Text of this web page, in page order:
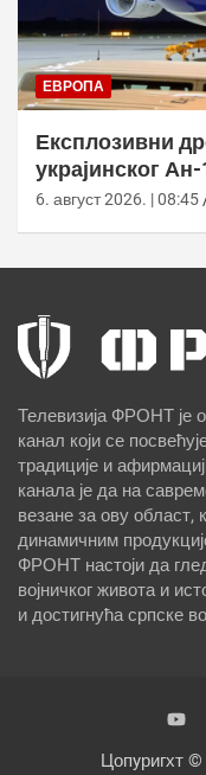
ЕВРОПА
Експлозивни
украјинског
Лајпцигу
6. август 2026. | 08:45
Телевизија ФРОНТ је
канал који се
традиције и
канала је да на
везане за ову област,
динамичним
ФРОНТ настоји да
војничког живота и
и достигнућа српске
Цопyригхт ©